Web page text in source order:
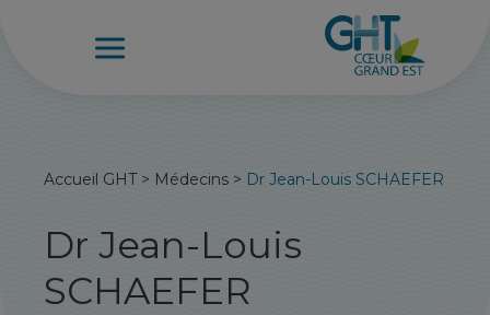
Accueil GHT> Médecins > Dr Jean-Louis SCHAEFER
Dr Jean-Louis
SCHAEFER